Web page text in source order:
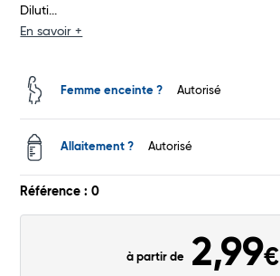
Commander
Diluti...
En savoir +
Femme enceinte ? Autorisé
Allaitement ? Autorisé
Référence : 0
à partir de 2,99€